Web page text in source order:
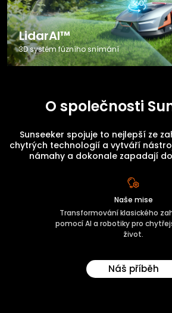
LidarAI™
3D systém fúzního snímání
O společnosti
Sunseeker spojuje to nejlepší ze
chytrých technologií a vytváří
námahy a dokonale zapadají
Naše mise
Transformování klasického
pomocí AI a robotiky pro
život.
Náš příběh